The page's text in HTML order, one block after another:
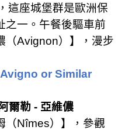
這座城堡群是歐洲保
之一。午餐後驅車前
（Avignon）】，漫步
or Similar
阿爾勒 - 亞維儂
（Nîmes）】，參觀